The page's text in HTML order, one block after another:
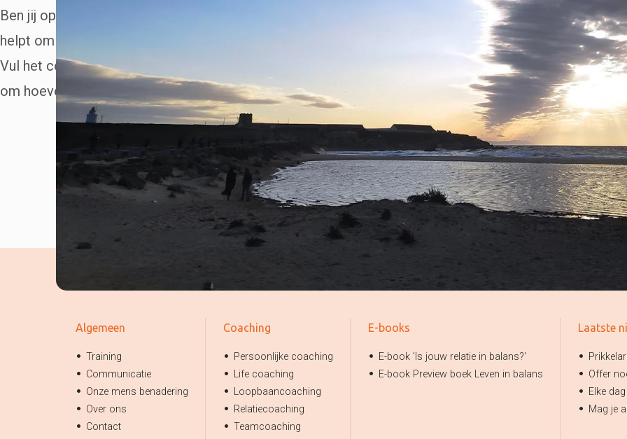
Ben jij op zoek naar een conflictcoach? Iemand die jou, privé of zakelijk,
helpt om een conflict op te lossen of een naderend conflict te voorkomen?
Vul het contactformulier in en vermeld dat het om conflictcoaching gaat en
om hoeveel personen. Wij nemen zo snel mogelijk contact met je op.
E-mail *
Wat is jouw vraag? *
Algemeen
Training
Communicatie
Onze mens benadering
Over ons
Contact
Coaching
Persoonlijke coaching
Life coaching
Loopbaancoaching
Relatiecoaching
Teamcoaching
E-books
E-book 'Is jouw relatie in balans?'
E-book Preview boek Leven in balans
Laatste
Offer
Elke
Mag je